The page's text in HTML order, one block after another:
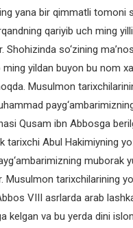
yana bir qimmatli tomoni
qariyib uch ming
Shohizinda so‘zining
ming yildan buyon bu nom
Musulmon
Qusam ibn Abbosga
tarixchi Abul Hakimiyning
muborak
Musulmon tarixchilarining
VIII asrlarda arab
kelgan va bu yerda dini